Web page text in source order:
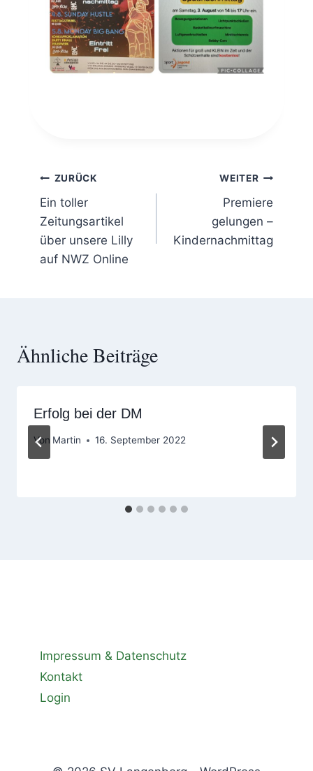
Beitragsnavigation
ZURÜCK
Ein toller
Zeitungsartikel
über unsere Lilly
auf NWZ Online
WEITER
Premiere
gelungen –
Kindernachmittag
Ähnliche Beiträge
Erfolg bei der DM
Von Martin 16. September 2022
Impressum & Datenschutz
Kontakt
Login